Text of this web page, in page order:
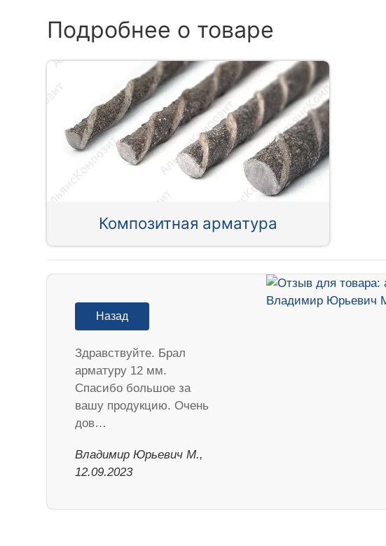
Подробнее о товаре
Композитная арматура
Назад
Здравствуйте. Брал
арматуру 12 мм.
Спасибо большое за
вашу продукцию. Очень
дов…
Владимир Юрьевич М.,
12.09.2023